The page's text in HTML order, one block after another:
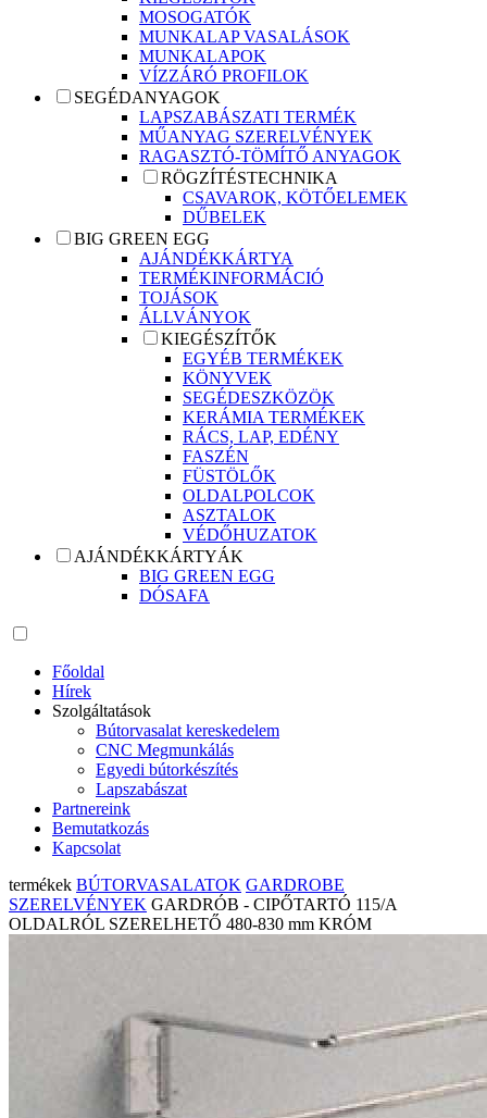
MOSOGATÓK
MUNKALAP VASALÁSOK
MUNKALAPOK
VÍZZÁRÓ PROFILOK
SEGÉDANYAGOK
LAPSZABÁSZATI TERMÉK
MŰANYAG SZERELVÉNYEK
RAGASZTÓ-TÖMÍTŐ ANYAGOK
RÖGZÍTÉSTECHNIKA
CSAVAROK, KÖTŐELEMEK
DŰBELEK
BIG GREEN EGG
AJÁNDÉKKÁRTYA
TERMÉKINFORMÁCIÓ
TOJÁSOK
ÁLLVÁNYOK
KIEGÉSZÍTŐK
EGYÉB TERMÉKEK
KÖNYVEK
SEGÉDESZKÖZÖK
KERÁMIA TERMÉKEK
RÁCS, LAP, EDÉNY
FASZÉN
FÜSTÖLŐK
OLDALPOLCOK
ASZTALOK
VÉDŐHUZATOK
AJÁNDÉKKÁRTYÁK
BIG GREEN EGG
DÓSAFA
Főoldal
Hírek
Szolgáltatások
Bútorvasalat kereskedelem
CNC Megmunkálás
Egyedi bútorkészítés
Lapszabászat
Partnereink
Bemutatkozás
Kapcsolat
termékek BÚTORVASALATOK GARDROBE
SZERELVÉNYEK GARDRÓB - CIPŐTARTÓ 115/A
OLDALRÓL SZERELHETŐ 480-830 mm KRÓM